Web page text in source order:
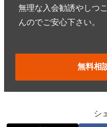
無理な入会勧誘やしつ
んのでご安心下さい。
無料相
シ